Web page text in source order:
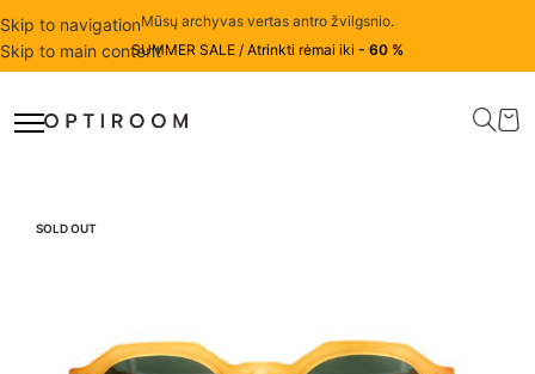
Skip to navigation
Skip to main content
Mūsų archyvas vertas antro žvilgsnio.
SUMMER SALE / Atrinkti rėmai iki - 60 %
SOLD OUT